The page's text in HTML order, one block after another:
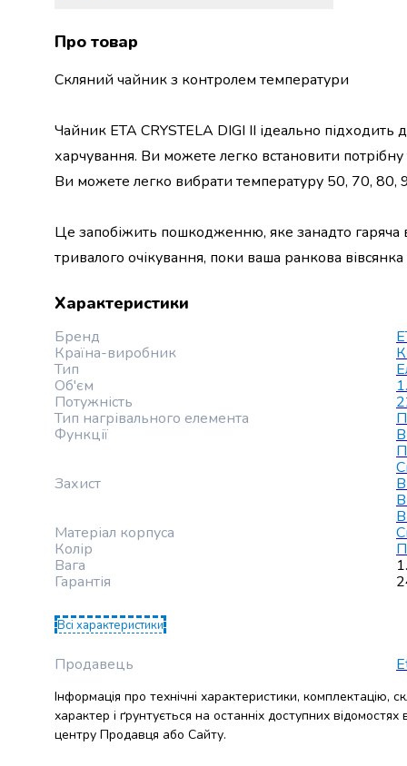
алкоголю
Олія
Макаронні
вироби
Їжа
швидкого
Спеції
та
Цукор
для
випічки
Оцет
і
ролів
та
суміші
для
десертів
Про товар
Скляний чайник з контролем температури
Чайник ETA CRYSTELA DIGI II ідеально
харчування. Ви можете легко встановити
Ви можете легко вибрати температуру 50, 70, 80,
Це запобіжить пошкодженню, яке занадто
тривалого очікування, поки ваша ранкова
Характеристики
Бренд
Країна-виробник
Тип
Об'єм
Потужність
Тип нагрівального елемента
Функції
Захист
Матеріал корпуса
Колір
Вага
Гарантія
Всі характеристики
Продавець
Інформація про технічні характеристики, комплектацію,
характер і ґрунтується на останніх доступних
центру Продавця або Сайту.